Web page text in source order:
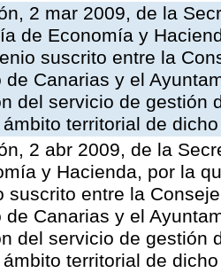
2 mar 2009, de la
de Economía y
suscrito entre la
de Canarias y el
del servicio de gestión
territorial de
2 abr 2009, de la
y Hacienda, por la
suscrito entre la
de Canarias y el
del servicio de gestión
territorial de